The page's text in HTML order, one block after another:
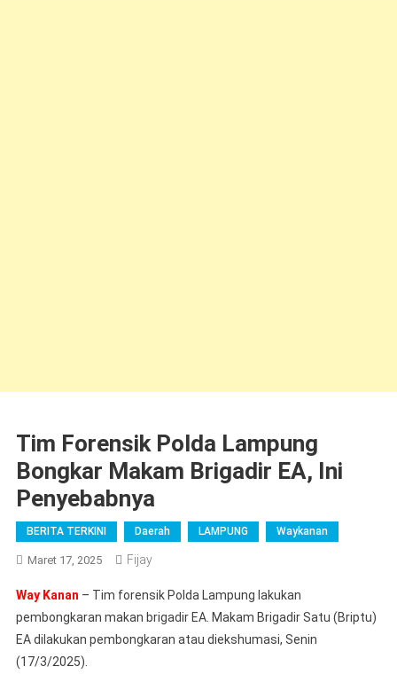
Tim Forensik Polda Lampung
Bongkar Makam Brigadir EA, Ini
Penyebabnya
BERITA TERKINI Daerah LAMPUNG Waykanan
Maret 17, 2025 Fijay
Way Kanan – Tim forensik Polda Lampung lakukan
pembongkaran makan brigadir EA. Makam Brigadir Satu (Briptu)
EA dilakukan pembongkaran atau diekshumasi, Senin
(17/3/2025).